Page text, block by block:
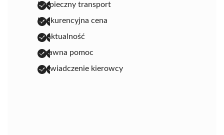
bezpieczny transport
konkurencyjna cena
punktualność
sprawna pomoc
doświadczenie kierowcy